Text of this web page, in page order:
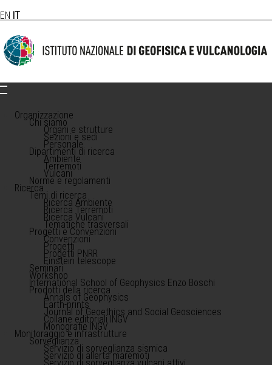
EN IT
Organizzazione
Chi siamo
Organi e strutture
Sezioni e sedi
Personale
Dipartimenti di ricerca
Ambiente
Terremoti
Vulcani
Norme e regolamenti
Ricerca
Temi di ricerca
Ricerca Ambiente
Ricerca Terremoti
Ricerca Vulcani
Tematiche trasversali
Progetti e Convenzioni
Convenzioni
Progetti
Progetti PNRR
Einstein telescope
Seminari
Workshop
International School of Geophysics Enzo Boschi
Prodotti della ricerca
Annals of Geophysics
Earth-prints
Journal of Geoethics and Social Geosciences
Collane editoriali INGV
Monografie INGV
Monitoraggio e infrastrutture
Sorveglianza
Servizio di sorveglianza sismica
Servizio di allerta maremoti
Servizio di sorveglianza vulcani attivi